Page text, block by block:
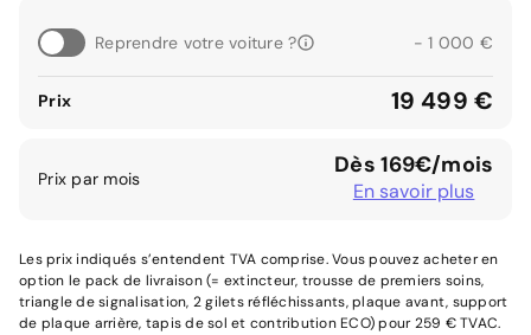
Reprendre votre voiture ? - 1 000 €
Prix 19 499 €
Prix par mois Dès 169€/mois
En savoir plus
Les prix indiqués s’entendent TVA comprise. Vous pouvez acheter en
option le pack de livraison (= extincteur, trousse de premiers soins,
triangle de signalisation, 2 gilets réfléchissants, plaque avant, support
de plaque arrière, tapis de sol et contribution ECO) pour 259 € TVAC.